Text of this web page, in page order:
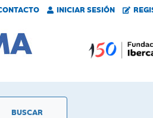
INICIAR SESIÓN